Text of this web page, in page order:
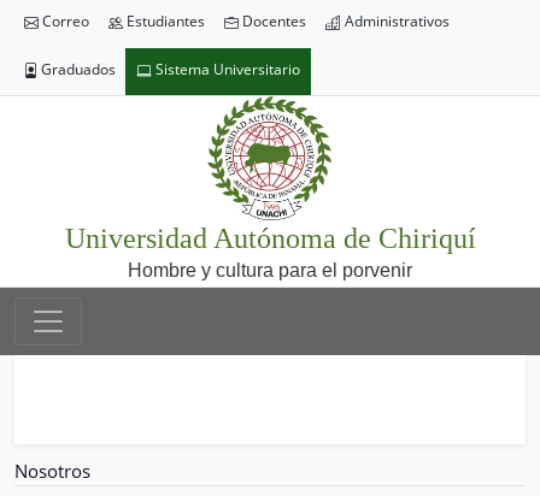
Correo Estudiantes Docentes Administrativos
Graduados Sistema Universitario
Universidad Autónoma de Chiriquí
Hombre y cultura para el porvenir
Nosotros